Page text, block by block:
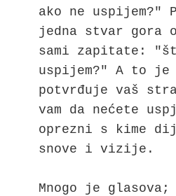
ako ne uspijem?"
jedna stvar gora
sami zapitate:
uspijem?" A to je
potvrđuje vaš
vam da nećete
oprezni s kime
snove i vizije.
Mnogo je